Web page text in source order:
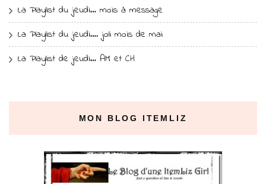
La Playlist du jeudi… mois à message
La Playlist du jeudi…. joli mois de mai
La Playlist de jeudi… AM et CH
MON BLOG ITEMLIZ